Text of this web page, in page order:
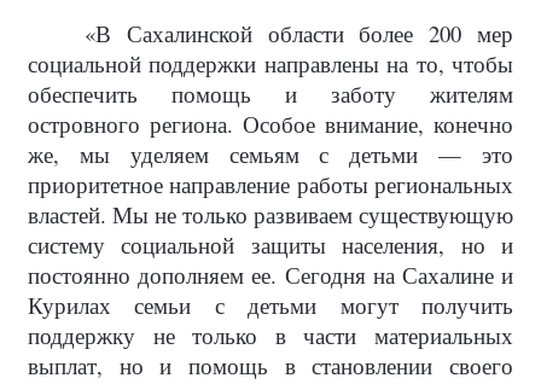
«В Сахалинской области более 200 мер
социальной поддержки направлены на то, чтобы
обеспечить помощь и заботу жителям
островного региона. Особое внимание, конечно
же, мы уделяем семьям с детьми — это
приоритетное направление работы региональных
властей. Мы не только развиваем существующую
систему социальной защиты населения, но и
постоянно дополняем ее. Сегодня на Сахалине и
Курилах семьи с детьми могут получить
поддержку не только в части материальных
выплат, но и помощь в становлении своего